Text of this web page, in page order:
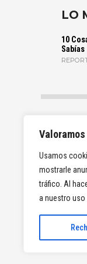
Usamos
mostrarle
tráfico. Al
a nuestro uso
LO
10
Sabías